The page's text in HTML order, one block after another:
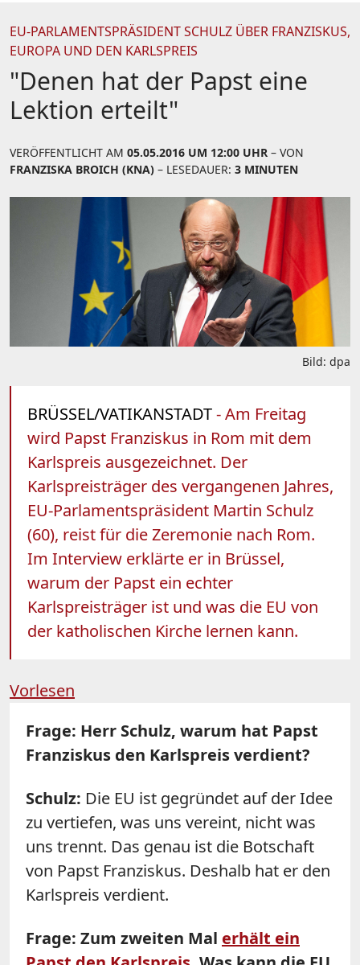
EU-PARLAMENTSPRÄSIDENT SCHULZ ÜBER FRANZISKUS,
EUROPA UND DEN KARLSPREIS
"Denen hat der Papst eine
Lektion erteilt"
VERÖFFENTLICHT AM 05.05.2016 UM 12:00 UHR – VON
FRANZISKA BROICH (KNA) – LESEDAUER: 3 MINUTEN
Bild: dpa
BRÜSSEL/VATIKANSTADT- Am Freitag
wird Papst Franziskus in Rom mit dem
Karlspreis ausgezeichnet. Der
Karlspreisträger des vergangenen Jahres,
EU-Parlamentspräsident Martin Schulz
(60), reist für die Zeremonie nach Rom.
Im Interview erklärte er in Brüssel,
warum der Papst ein echter
Karlspreisträger ist und was die EU von
der katholischen Kirche lernen kann.
Vorlesen
Frage: Herr Schulz, warum hat Papst
Franziskus den Karlspreis verdient?
Schulz: Die EU ist gegründet auf der Idee
zu vertiefen, was uns vereint, nicht was
uns trennt. Das genau ist die Botschaft
von Papst Franziskus. Deshalb hat er den
Karlspreis verdient.
Frage: Zum zweiten Mal erhält ein